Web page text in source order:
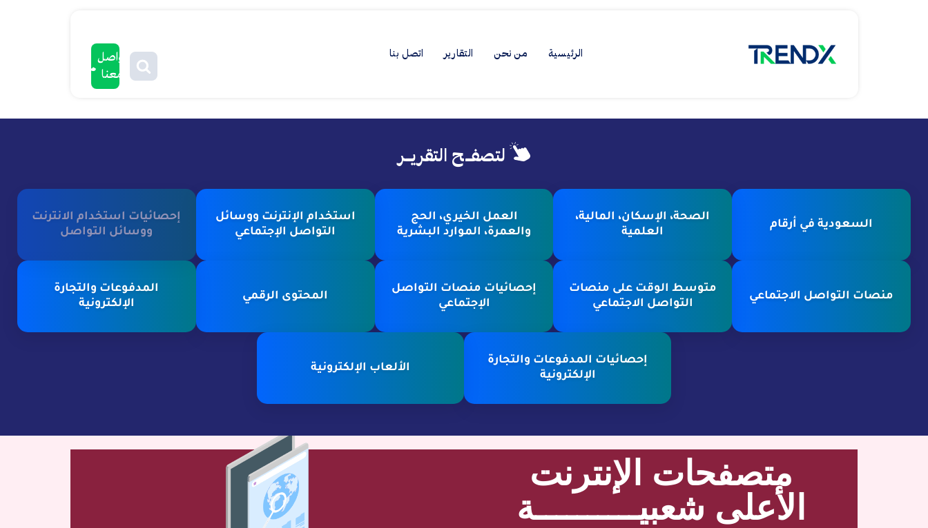
الرئيسية من نحن التقارير اتصل بنا
تواصل
معنا
لتصفــح التقريــر
السعودية في أرقام
الصحة، الإسكان، المالية،
العلمية
العمل الخيري، الحج
والعمرة، الموارد البشرية
استخدام الإنترنت ووسائل
التواصل الإجتماعي
إحصائيات استخدام الانترنت
ووسائل التواصل
منصات التواصل الاجتماعي
متوسط الوقت على منصات
التواصل الاجتماعي
إحصائيات منصات التواصل
الإجتماعي
المحتوى الرقمي
المدفوعات والتجارة
الإلكترونية
إحصائيات المدفوعات والتجارة
الإلكترونية
الألعاب الإلكترونية
متصفحات الإنترنت
الأعلى شعبيــــــــــة